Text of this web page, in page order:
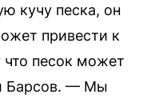
кучу песка, он
привести к
песок может
Барсов. — Мы